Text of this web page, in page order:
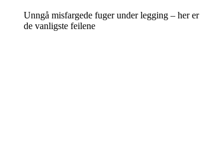
Unngå misfargede fuger under legging – her er
de vanligste feilene